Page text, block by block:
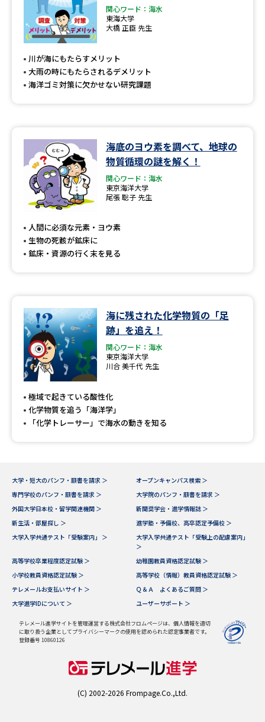
関心ワード：海水
東海大学
大橋 正臣 先生
川が海にもたらすメリット
大雨の時にもたらされるデメリット
海洋ゴミ対策に欠かせない研究課題
海底のヨウ素を調べて、地球の
物質循環の謎を解く！
関心ワード：海水
東京海洋大学
尾張 聡子 先生
人間に必須な元素・ヨウ素
生物の死骸が鉱床に
鉱床・資源の行く末を見る
海に残された化学物質の「足
跡」を追え！
関心ワード：海水
東京海洋大学
川合 美千代 先生
極域で起きている酸性化
化学物質を追う「海洋学」
「化学トレーサー」で海水の動きを知る
大学・短大のパンフ・願書を請求 ＞
オープンキャンパス検索 ＞
専門学校のパンフ・願書を請求 ＞
大学院のパンフ・願書を請求 ＞
外国大学日本校・留学関連機関 ＞
新聞奨学会・進学情報誌 ＞
新生活・部屋探し ＞
進学塾・予備校、高卒認定予備校 ＞
大学入学共通テスト「受験案内」 ＞
大学入学共通テスト「受験上の配慮案内」
＞
高等学校卒業程度認定試験 ＞
幼稚園教員資格認定試験 ＞
小学校教員資格認定試験 ＞
高等学校（情報）教員資格認定試験 ＞
テレメールお支払いサイト ＞
Ｑ＆Ａ よくあるご質問 ＞
大学進学IDについて ＞
ユーザーサポート ＞
テレメール進学サイトを管理運営する株式会社フロムページは、個人情報を適切
に取り扱う企業としてプライバシーマークの使用を認められた認定事業者です。
登録番号 10860126
(C) 2002-2026 Frompage.Co.,Ltd.